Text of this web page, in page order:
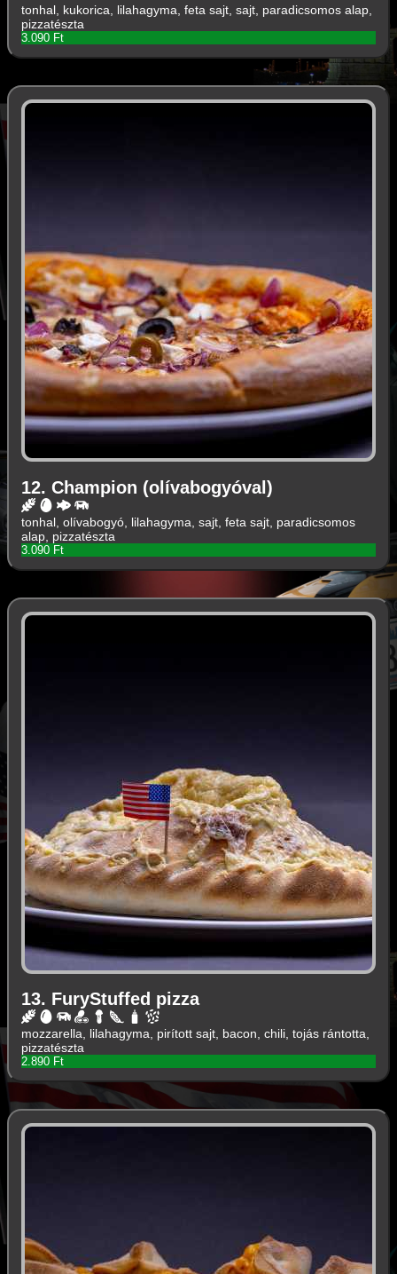
tonhal, kukorica, lilahagyma, feta sajt, sajt, paradicsomos alap,
pizzatészta
3.090 Ft
12. Champion (olívabogyóval)
tonhal, olívabogyó, lilahagyma, sajt, feta sajt, paradicsomos
alap, pizzatészta
3.090 Ft
13. FuryStuffed pizza
mozzarella, lilahagyma, pirított sajt, bacon, chili, tojás rántotta,
pizzatészta
2.890 Ft